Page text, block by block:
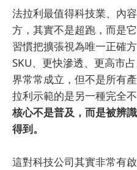
法拉利最值得科技業、內
方，其實不是超跑，而是
習慣把擴張視為唯一正確
SKU、更快滲透、更高市
界常常成立，但不是所有
拉利示範的是另一種完全
核心不是普及，而是被辨
得到。
這對科技公司其實非常有